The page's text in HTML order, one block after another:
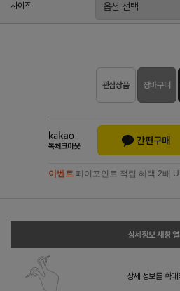
사이즈
관심상품 장바구니
이벤트 페이포인트 적립 혜택 2배
이벤트페이포인트 적립 혜택 2배
상세정보 새창 열
상세 정보를 확